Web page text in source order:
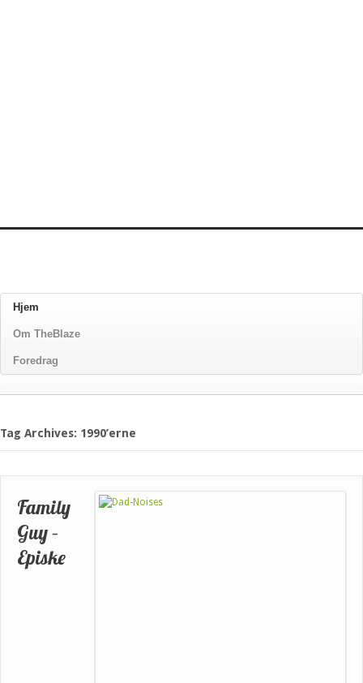
Hjem
Om TheBlaze
Foredrag
Tag Archives: 1990’erne
Family
Guy –
Episke